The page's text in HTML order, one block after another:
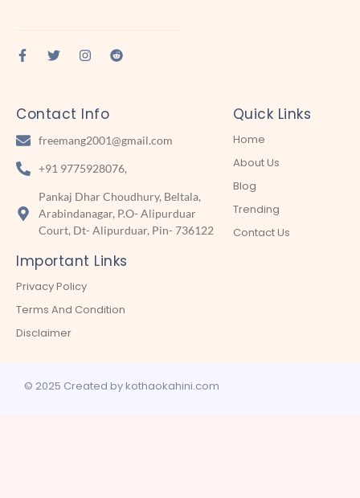
Contact Info
freemang2001@gmail.com
+91 9775928076,
Pankaj Dhar Choudhury, Beltala,
Arabindanagar, P.O- Alipurduar
Court, Dt- Alipurduar, Pin- 736122
Quick Links
Home
About Us
Blog
Trending
Contact Us
Important Links
Privacy Policy
Terms And Condition
Disclaimer
© 2025 Created by kothaokahini.com